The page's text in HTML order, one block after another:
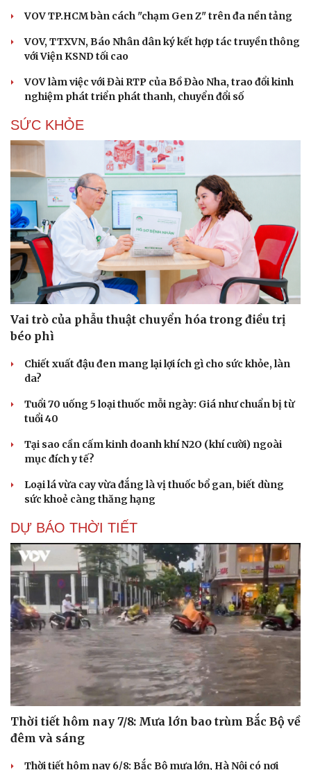
VOV TP.HCM bàn cách "chạm Gen Z" trên đa nền tảng
VOV, TTXVN, Báo Nhân dân ký kết hợp tác truyền thông
với Viện KSND tối cao
VOV làm việc với Đài RTP của Bồ Đào Nha, trao đổi kinh
nghiệm phát triển phát thanh, chuyển đổi số
SỨC KHỎE
Vai trò của phẫu thuật chuyển hóa trong điều trị
béo phì
Chiết xuất đậu đen mang lại lợi ích gì cho sức khỏe, làn
da?
Tuổi 70 uống 5 loại thuốc mỗi ngày: Giá như chuẩn bị từ
tuổi 40
Tại sao cần cấm kinh doanh khí N2O (khí cười) ngoài
mục đích y tế?
Loại lá vừa cay vừa đắng là vị thuốc bổ gan, biết dùng
sức khoẻ càng thăng hạng
DỰ BÁO THỜI TIẾT
Thời tiết hôm nay 7/8: Mưa lớn bao trùm Bắc Bộ về
đêm và sáng
Thời tiết hôm nay 6/8: Bắc Bộ mưa lớn, Hà Nội có nơi